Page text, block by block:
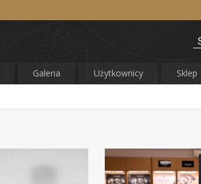
Galeria Użytkownicy Sklep